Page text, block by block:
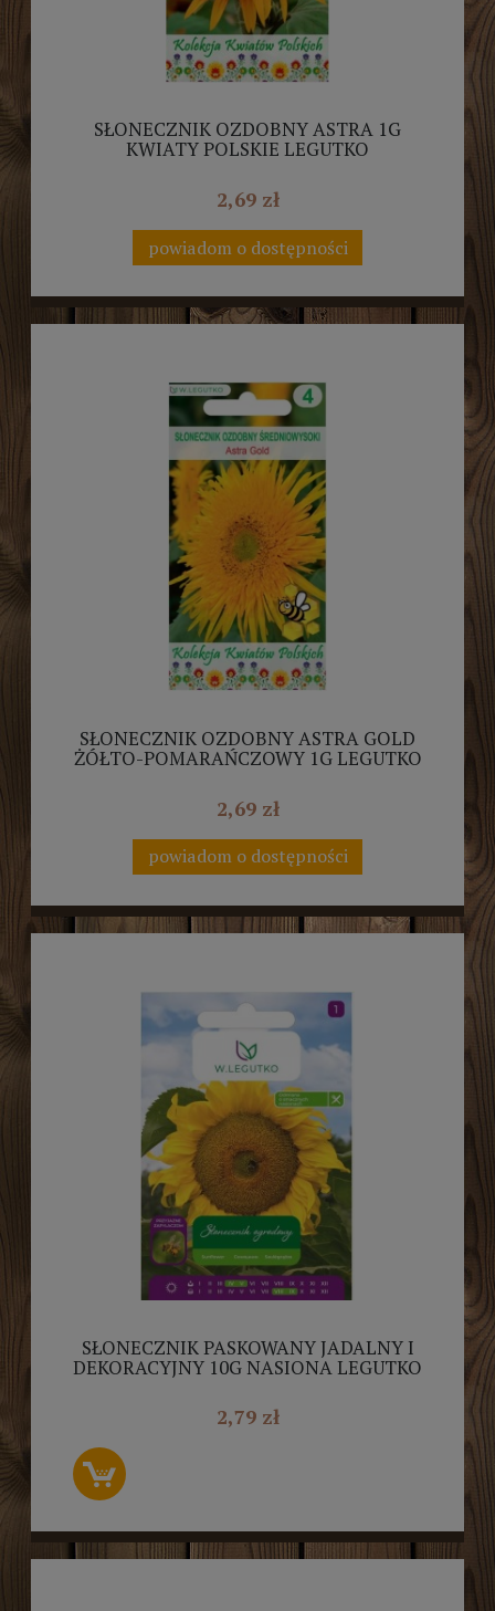
SŁONECZNIK OZDOBNY ASTRA 1G
KWIATY POLSKIE LEGUTKO
2,69 zł
powiadom o dostępności
SŁONECZNIK OZDOBNY ASTRA GOLD
ŻÓŁTO-POMARAŃCZOWY 1G LEGUTKO
2,69 zł
powiadom o dostępności
SŁONECZNIK PASKOWANY JADALNY I
DEKORACYJNY 10G NASIONA LEGUTKO
2,79 zł